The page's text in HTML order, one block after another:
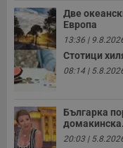
Две
Европа
13:36 |
Стотици
08:14 |
Българка
20:03 |